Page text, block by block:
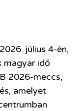
július 4-én,
magyar idő
2026-meccs,
amelyet